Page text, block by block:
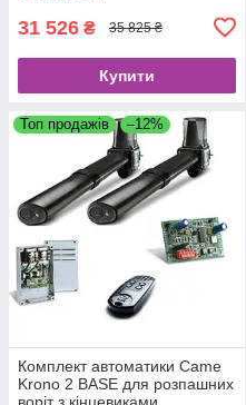
31 526 ₴ 35 825 ₴
Купити
Топ продажів –12%
Комплект автоматики Came
Krono 2 BASE для розпашних
воріт з кінцевиками